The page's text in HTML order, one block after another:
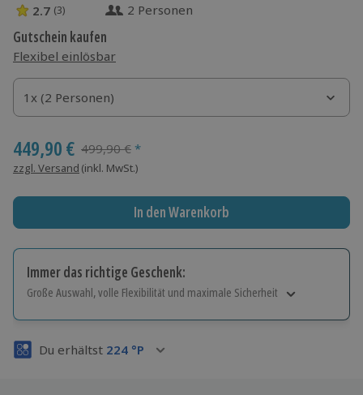
2.7 Sterne von 5 aus 3 Bewertungen
2.7 (3) 2 Personen
Gutschein kaufen
Flexibel einlösbar
1x (2 Personen)
1x (2 Personen)
1x (2 Personen)
449,90 € Streichpreis
499,90 € *
zzgl. Versand (inkl. MwSt.)
In den Warenkorb
Immer das richtige Geschenk:
Große Auswahl, volle Flexibilität und maximale Sicherheit
Volle Flexibilität
Du erhältst 224 °P